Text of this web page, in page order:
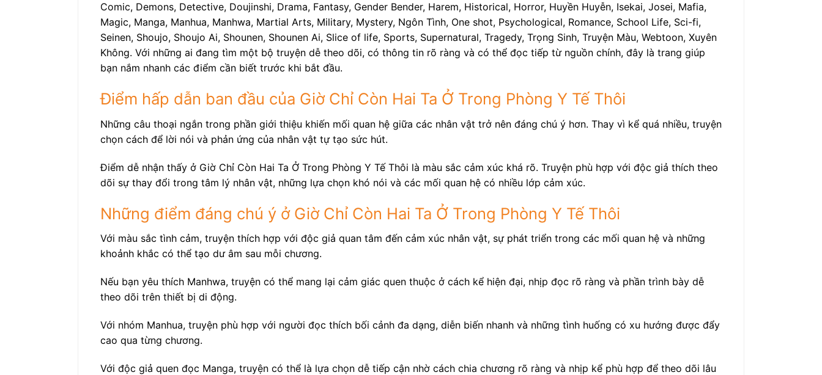
Comic, Demons, Detective, Doujinshi, Drama, Fantasy, Gender Bender, Harem, Historical, Horror, Huyền Huyễn, Isekai, Josei, Mafia,
Magic, Manga, Manhua, Manhwa, Martial Arts, Military, Mystery, Ngôn Tình, One shot, Psychological, Romance, School Life, Sci-fi,
Seinen, Shoujo, Shoujo Ai, Shounen, Shounen Ai, Slice of life, Sports, Supernatural, Tragedy, Trọng Sinh, Truyện Màu, Webtoon, Xuyên
Không. Với những ai đang tìm một bộ truyện dễ theo dõi, có thông tin rõ ràng và có thể đọc tiếp từ nguồn chính, đây là trang giúp
bạn nắm nhanh các điểm cần biết trước khi bắt đầu.
Điểm hấp dẫn ban đầu của Giờ Chỉ Còn Hai Ta Ở Trong Phòng Y Tế Thôi
Những câu thoại ngắn trong phần giới thiệu khiến mối quan hệ giữa các nhân vật trở nên đáng chú ý hơn. Thay vì kể quá nhiều, truyện
chọn cách để lời nói và phản ứng của nhân vật tự tạo sức hút.
Điểm dễ nhận thấy ở Giờ Chỉ Còn Hai Ta Ở Trong Phòng Y Tế Thôi là màu sắc cảm xúc khá rõ. Truyện phù hợp với độc giả thích theo
dõi sự thay đổi trong tâm lý nhân vật, những lựa chọn khó nói và các mối quan hệ có nhiều lớp cảm xúc.
Những điểm đáng chú ý ở Giờ Chỉ Còn Hai Ta Ở Trong Phòng Y Tế Thôi
Với màu sắc tình cảm, truyện thích hợp với độc giả quan tâm đến cảm xúc nhân vật, sự phát triển trong các mối quan hệ và những
khoảnh khắc có thể tạo dư âm sau mỗi chương.
Nếu bạn yêu thích Manhwa, truyện có thể mang lại cảm giác quen thuộc ở cách kể hiện đại, nhịp đọc rõ ràng và phần trình bày dễ
theo dõi trên thiết bị di động.
Với nhóm Manhua, truyện phù hợp với người đọc thích bối cảnh đa dạng, diễn biến nhanh và những tình huống có xu hướng được đẩy
cao qua từng chương.
Với độc giả quen đọc Manga, truyện có thể là lựa chọn dễ tiếp cận nhờ cách chia chương rõ ràng và nhịp kể phù hợp để theo dõi lâu